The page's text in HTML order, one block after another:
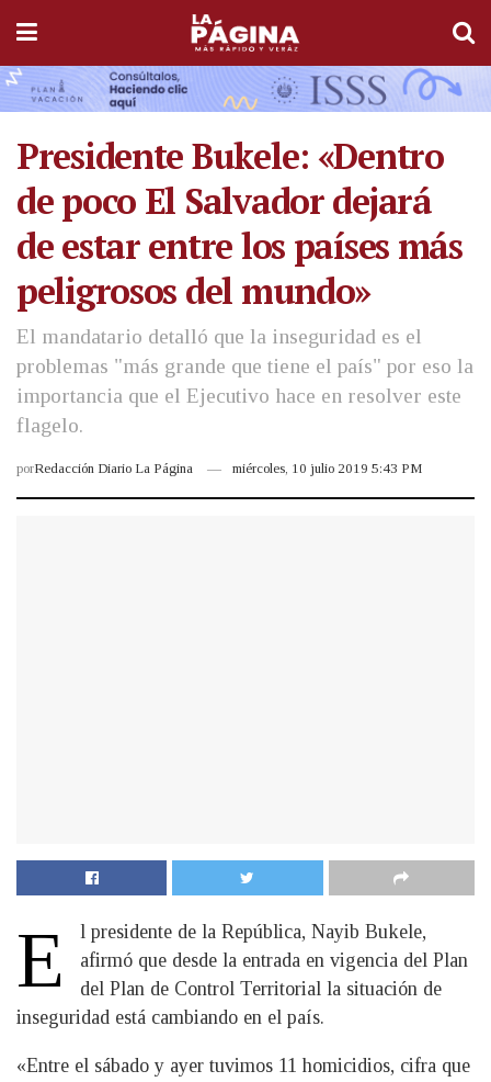
Presidente Bukele: «Dentro
de poco El Salvador dejará
de estar entre los países más
peligrosos del mundo»
El mandatario detalló que la inseguridad es el
problemas "más grande que tiene el país" por eso la
importancia que el Ejecutivo hace en resolver este
flagelo.
porRedacción Diario La Página miércoles, 10 julio 2019 5:43 PM
E
l presidente de la República, Nayib Bukele,
afirmó que desde la entrada en vigencia del Plan
del Plan de Control Territorial la situación de
inseguridad está cambiando en el país.
«Entre el sábado y ayer tuvimos 11 homicidios, cifra que